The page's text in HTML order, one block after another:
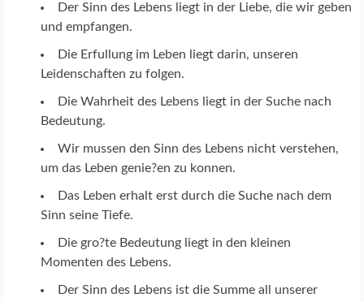
Der Sinn des Lebens liegt in der Liebe, die wir geben
und empfangen.
Die Erfullung im Leben liegt darin, unseren
Leidenschaften zu folgen.
Die Wahrheit des Lebens liegt in der Suche nach
Bedeutung.
Wir mussen den Sinn des Lebens nicht verstehen,
um das Leben genie?en zu konnen.
Das Leben erhalt erst durch die Suche nach dem
Sinn seine Tiefe.
Die gro?te Bedeutung liegt in den kleinen
Momenten des Lebens.
Der Sinn des Lebens ist die Summe all unserer